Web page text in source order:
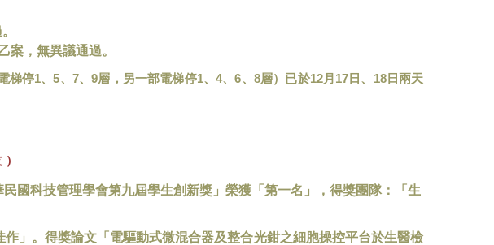
案，無異議通過。
梯停1、5、 7、9層，另一部電梯停1、4、6、 8層）已於12月 17 日、 18日兩天
國科技管理學會第九屆學生創新獎」榮獲「第一名」，得獎團隊：「生
」。得獎論文「電驅動式微混合器及整合光鉗之細胞操控平台於生醫檢